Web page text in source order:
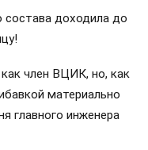
состава доходила до
член ВЦИК, но, как
материально
главного инженера